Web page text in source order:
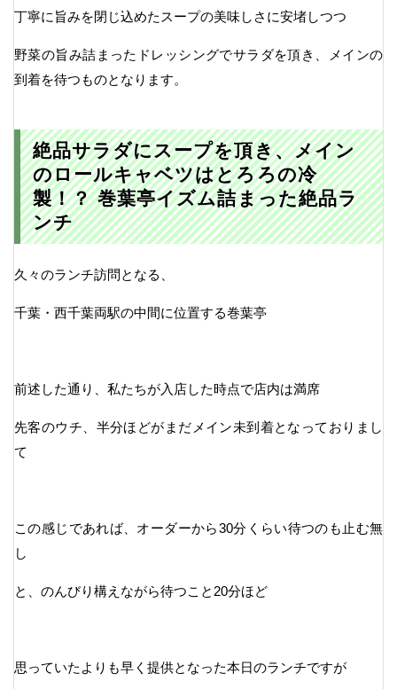
丁寧に旨みを閉じ込めたスープの美味しさに安堵しつつ
野菜の旨み詰まったドレッシングでサラダを頂き、メインの
到着を待つものとなります。
絶品サラダにスープを頂き、メイン
のロールキャベツはとろろの冷
製！？ 巻葉亭イズム詰まった絶品ラ
ンチ
久々のランチ訪問となる、
千葉・西千葉両駅の中間に位置する巻葉亭
前述した通り、私たちが入店した時点で店内は満席
先客のウチ、半分ほどがまだメイン未到着となっておりまし
て
この感じであれば、オーダーから30分くらい待つのも止む無
し
と、のんびり構えながら待つこと20分ほど
思っていたよりも早く提供となった本日のランチですが